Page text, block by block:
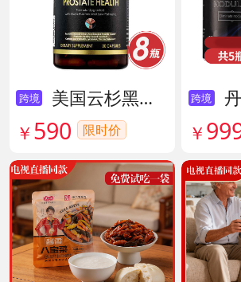
跨境
美国云杉黑金前列腺素胶囊 货号136211
￥ 590 限时价
跨境
丹麦
￥